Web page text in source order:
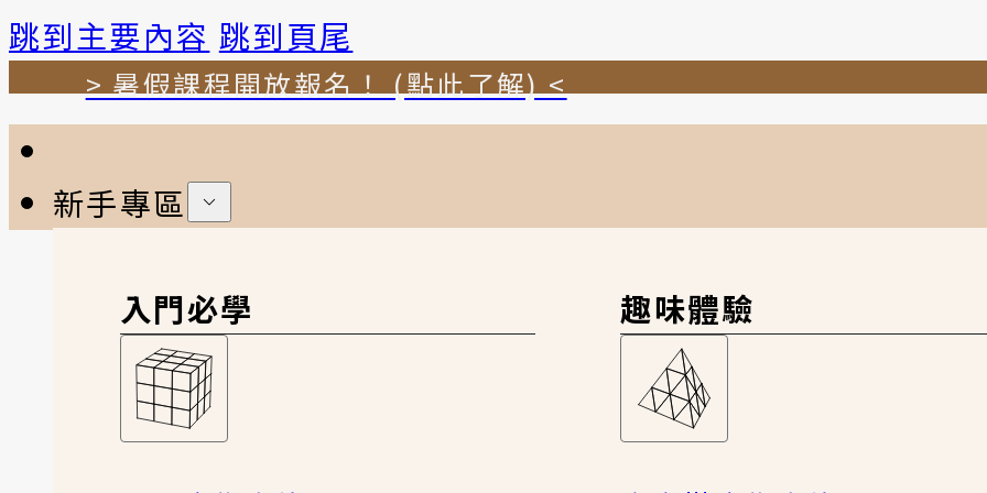
跳到主要內容 跳到頁尾
> 暑假課程開放報名！ (點此了解) <
新手專區
入門必學 趣味體驗